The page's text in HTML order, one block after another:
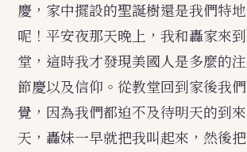
慶，家中擺設的聖誕樹還是我們特
呢！平安夜那天晚上，我和轟家來
堂，這時我才發現美國人是多麼的
節慶以及信仰。從教堂回到家後我
覺，因為我們都迫不及待明天的到
天，轟妹一早就把我叫起來，然後